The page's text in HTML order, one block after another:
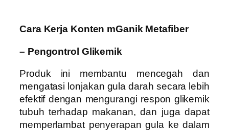
Cara Kerja Konten mGanik Metafiber
– Pengontrol Glikemik
Produk ini membantu mencegah dan
mengatasi lonjakan gula darah secara lebih
efektif dengan mengurangi respon glikemik
tubuh terhadap makanan, dan juga dapat
memperlambat penyerapan gula ke dalam